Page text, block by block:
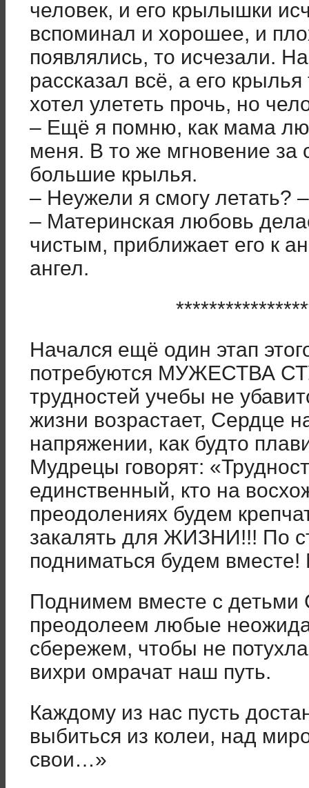
человек, и его крылышки
вспоминал и хорошее, и
появлялись, то исчезали.
рассказал всё, а его
хотел улететь прочь, но
– Ещё я помню, как мама
меня. В то же мгновение за
большие крылья.
– Неужели я смогу летать?
– Материнская любовь
чистым, приближает его к
ангел.
Начался ещё один этап
потребуются МУЖЕСТВА
трудностей учебы не
жизни возрастает, Сердце
напряжении, как будто
Мудрецы говорят:
единственный, кто на
преодолениях будем
закалять для ЖИЗНИ!!! По
подниматься будем
Поднимем вместе с
преодолеем любые
сбережем, чтобы не
вихри омрачат наш путь.
Каждому из нас пусть
выбиться из колеи, над
свои…»